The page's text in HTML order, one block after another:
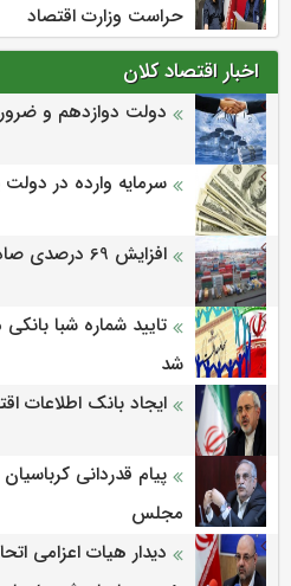
حراست وزارت اقتصاد
اخبار اقتصاد کلان
دولت دوازدهم و
سرمایه وارده در دولت یازدهم ۱۱.۲
افزایش 69 درصدی صادرات ایران به نیجریه
تایید شماره شبا
شد
ایجاد بانک اطلاعات
پیام قدردانی
مجلس
دیدار هیات اعزامی